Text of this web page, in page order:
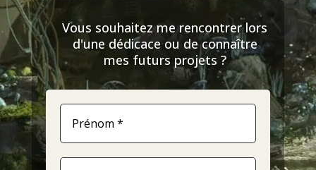
Vous souhaitez me rencontrer lors
d'une dédicace ou de connaître
mes futurs projets ?